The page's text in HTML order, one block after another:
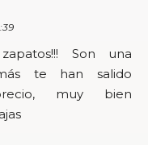
Son una
te han salido
muy bien